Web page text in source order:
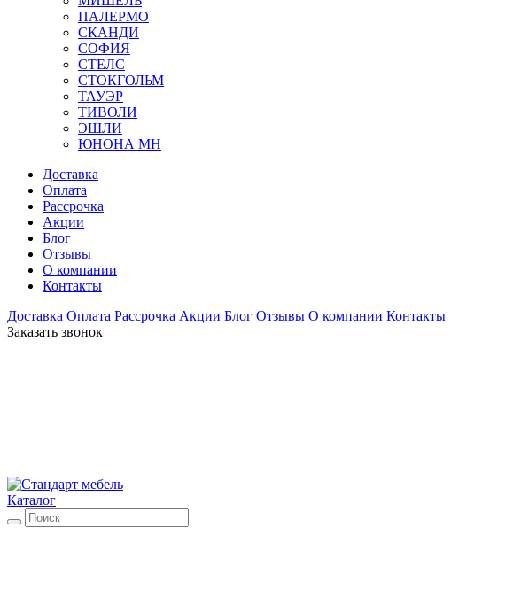
ПАЛЕРМО
СКАНДИ
СОФИЯ
СТЕЛС
СТОКГОЛЬМ
ТАУЭР
ТИВОЛИ
ЭШЛИ
ЮНОНА МН
Доставка
Оплата
Рассрочка
Акции
Блог
Отзывы
О компании
Контакты
Доставка Оплата Рассрочка Акции Блог Отзывы О компании Контакты
Заказать звонок
Каталог